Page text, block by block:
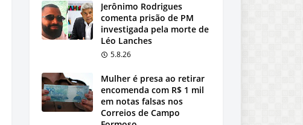
Jerônimo Rodrigues
comenta prisão de PM
investigada pela morte de
Léo Lanches
5.8.26
Mulher é presa ao retirar
encomenda com R$ 1 mil
em notas falsas nos
Correios de Campo